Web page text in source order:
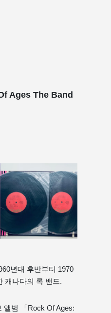
Ages The Band
년대 후반부터 1970
캐나다의 록 밴드.
앨범 「Rock Of Ages: